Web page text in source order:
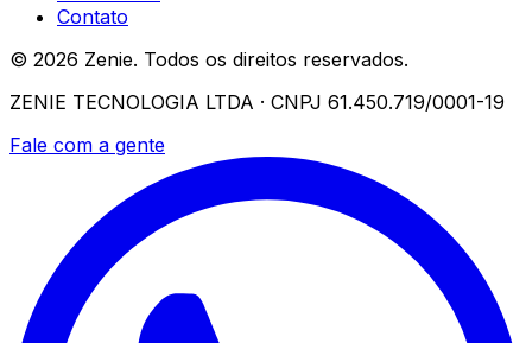
Contato
© 2026 Zenie. Todos os direitos reservados.
ZENIE TECNOLOGIA LTDA · CNPJ 61.450.719/0001-19
Fale com a gente